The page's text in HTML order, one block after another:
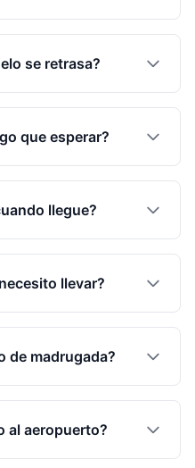
se retrasa?
que esperar?
llegue?
llevar?
de madrugada?
al aeropuerto?